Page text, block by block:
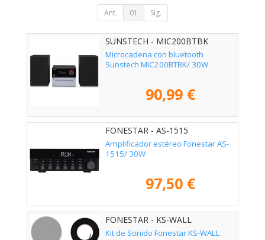
Ant. 01 Sig.
SUNSTECH - MIC200BTBK
Microcadena con bluetooth
Sunstech MIC200BTBK/ 30W
90,99 €
FONESTAR - AS-1515
Amplificador estéreo Fonestar AS-
1515/ 30W
97,50 €
FONESTAR - KS-WALL
Kit de Sonido Fonestar KS-WALL